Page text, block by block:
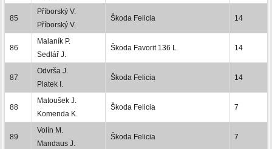
85
Příborský V.
Příborský V.
Škoda Felicia 14
86
Malaník P.
Sedlář J.
Škoda Favorit 136 L 14
87
Odvrša J.
Platek I.
Škoda Felicia 14
88
Matoušek J.
Komenda K.
Škoda Felicia 7
89
Volín M.
Mandaus J.
Škoda Felicia 7